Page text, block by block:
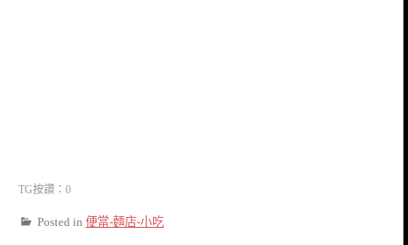
TG按讚：0
Posted in 便當-麵店-小吃